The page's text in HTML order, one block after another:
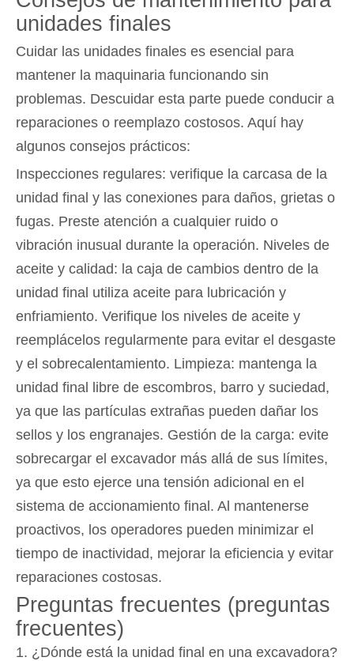
unidades finales
Cuidar las unidades finales es esencial para
mantener la maquinaria funcionando sin
problemas. Descuidar esta parte puede conducir a
reparaciones o reemplazo costosos. Aquí hay
algunos consejos prácticos:
Inspecciones regulares: verifique la carcasa de la
unidad final y las conexiones para daños, grietas o
fugas. Preste atención a cualquier ruido o
vibración inusual durante la operación. Niveles de
aceite y calidad: la caja de cambios dentro de la
unidad final utiliza aceite para lubricación y
enfriamiento. Verifique los niveles de aceite y
reemplácelos regularmente para evitar el desgaste
y el sobrecalentamiento. Limpieza: mantenga la
unidad final libre de escombros, barro y suciedad,
ya que las partículas extrañas pueden dañar los
sellos y los engranajes. Gestión de la carga: evite
sobrecargar el excavador más allá de sus límites,
ya que esto ejerce una tensión adicional en el
sistema de accionamiento final. Al mantenerse
proactivos, los operadores pueden minimizar el
tiempo de inactividad, mejorar la eficiencia y evitar
reparaciones costosas.
Preguntas frecuentes (preguntas
frecuentes)
1. ¿Dónde está la unidad final en una excavadora?